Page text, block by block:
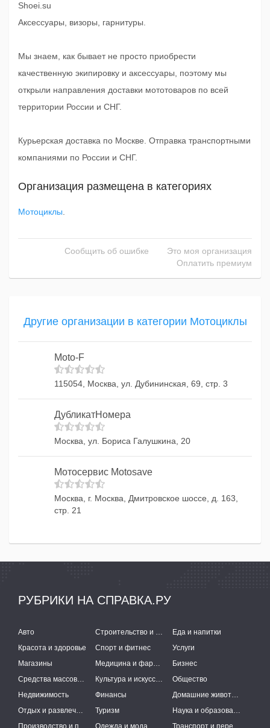
Shoei.su
Аксессуары, визоры, гарнитуры.
Мы знаем, как бывает не просто приобрести
качественную экипировку и аксессуары, поэтому мы
открыли направления доставки мототоваров по всей
территории России и СНГ.
Курьерская доставка по Москве. Отправка транспортными
компаниями по России и СНГ.
Организация размещена в категориях
Мотоциклы
Сообщить об ошибке
Это моя организация
Оплатить премиум
Другие организации в категории Мотоциклы
Moto-F
115054, Москва, ул. Дубининская, 69, стр. 3
ДубликатНомера
Москва, ул. Бориса Галушкина, 20
Мотосервис Motosave
Москва, г. Москва, Дмитровское шоссе, д. 163,
стр. 21
РУБРИКИ НА СПРАВКА.РУ
Авто Строительство и ремонт
Еда и напитки
Красота и здоровье
Спорт и фитнес
Услуги
Магазины
Медицина и фармацевтика
Бизнес
Средства массовой информации
Культура и искусство
Общество
Недвижимость
Финансы
Домашние животные
Отдых и развлечения
Туризм
Наука и образование
Одежда и мода